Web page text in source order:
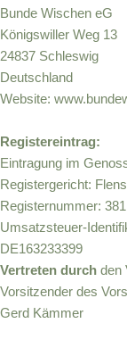
Bunde Wischen eG
Königswiller Weg 13
24837 Schleswig
Deutschland
Website:
Registereintrag:
Eintragung im
Registergericht:
Registernummer: 381
Umsatzsteuer-
DE163233399
Vertreten durch den
Vorsitzender des
Gerd Kämmer